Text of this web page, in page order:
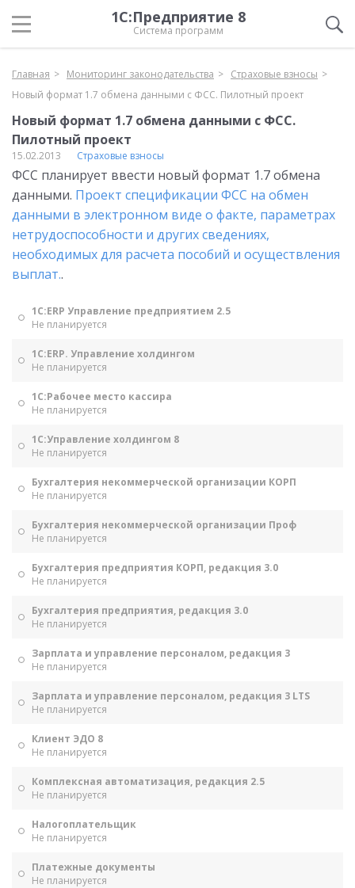
1С:Предприятие 8
Система программ
Главная Мониторинг законодательства
Страховые взносы
Новый формат 1.7 обмена данными с ФСС. Пилотный проект
Новый формат 1.7 обмена данными с ФСС.
Пилотный проект
15.02.2013 Страховые взносы
ФСС планирует ввести новый формат 1.7 обмена
данными. Проект спецификации ФСС на обмен
данными в электронном виде о факте, параметрах
нетрудоспособности и других сведениях,
необходимых для расчета пособий и осуществления
выплат..
1С:ERP Управление предприятием 2.5
Не планируется
1С:ERP. Управление холдингом
Не планируется
1С:Рабочее место кассира
Не планируется
1С:Управление холдингом 8
Не планируется
Бухгалтерия некоммерческой организации КОРП
Не планируется
Бухгалтерия некоммерческой организации Проф
Не планируется
Бухгалтерия предприятия КОРП, редакция 3.0
Не планируется
Бухгалтерия предприятия, редакция 3.0
Не планируется
Зарплата и управление персоналом, редакция 3
Не планируется
Зарплата и управление персоналом, редакция 3 LTS
Не планируется
Клиент ЭДО 8
Не планируется
Комплексная автоматизация, редакция 2.5
Не планируется
Налогоплательщик
Не планируется
Платежные документы
Не планируется